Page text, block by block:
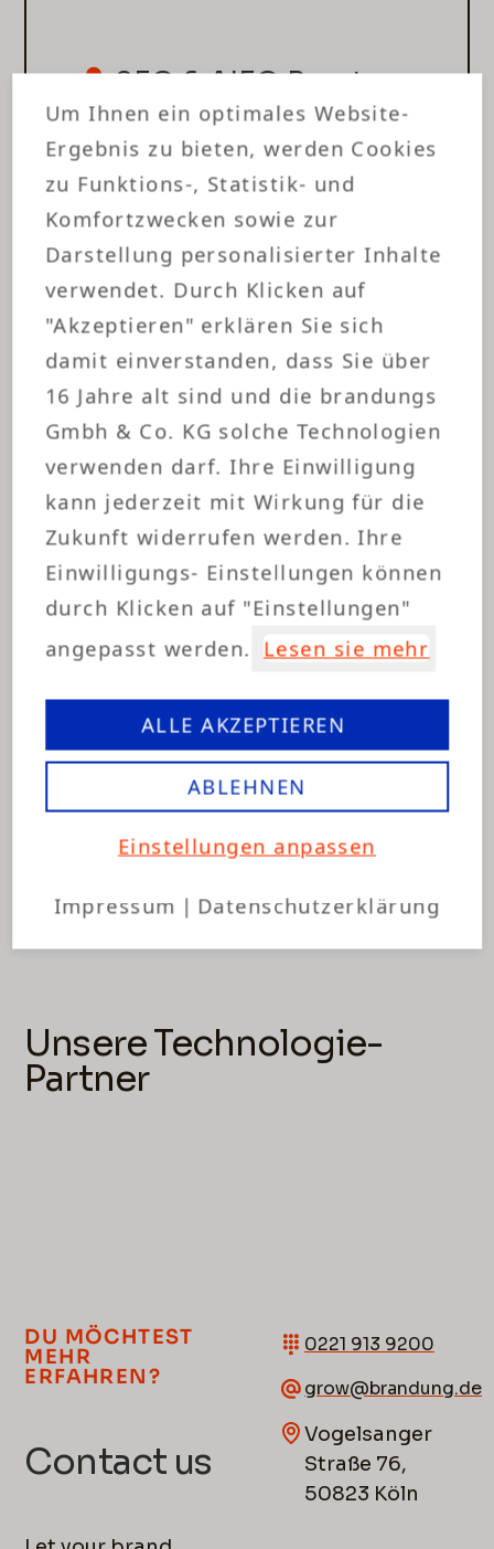
SEO & AIEO Beratung
und Umsetzung
Digital Advertising
Beratung
CRM Beratung
Contentstrategie
Unsere Technologie-
Partner
DU MÖCHTEST
MEHR
ERFAHREN?
Contact us
grow@brandung.de
0221 913 9200
Vogelsanger
Straße 76,
50823 Köln
Um Ihnen ein optimales Website-
Ergebnis zu bieten, werden Cookies
zu Funktions-, Statistik- und
Komfortzwecken sowie zur
Darstellung personalisierter Inhalte
verwendet. Durch Klicken auf
"Akzeptieren" erklären Sie sich
damit einverstanden, dass Sie über
16 Jahre alt sind und die brandungs
Gmbh & Co. KG solche Technologien
verwenden darf. Ihre Einwilligung
kann jederzeit mit Wirkung für die
Zukunft widerrufen werden. Ihre
Einwilligungs- Einstellungen können
durch Klicken auf "Einstellungen"
angepasst werden. Lesen sie mehr
ALLE AKZEPTIEREN
ABLEHNEN
Einstellungen anpassen
Impressum | Datenschutzerklärung